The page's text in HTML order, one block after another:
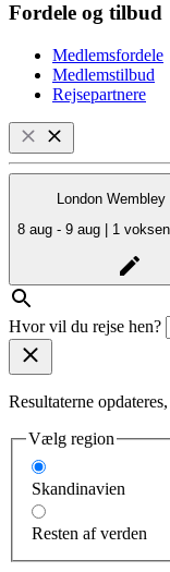
Fordele og tilbud
Medlemsfordele
Medlemstilbud
Rejsepartnere
London Wembley
8 aug - 9 aug
Hvor vil du rejse hen?
Resultaterne
Vælg region
Skandinavien
Resten af verden